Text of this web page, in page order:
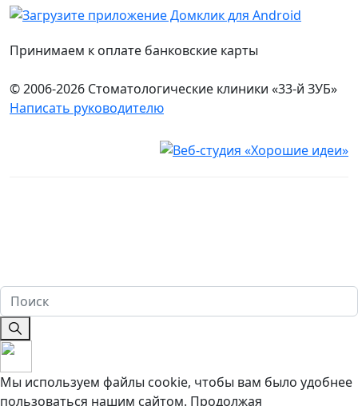
Принимаем к оплате банковские карты
© 2006-2026 Стоматологические клиники «33-й ЗУБ»
Написать руководителю
Мы используем файлы cookie, чтобы вам было удобнее
пользоваться нашим сайтом. Продолжая